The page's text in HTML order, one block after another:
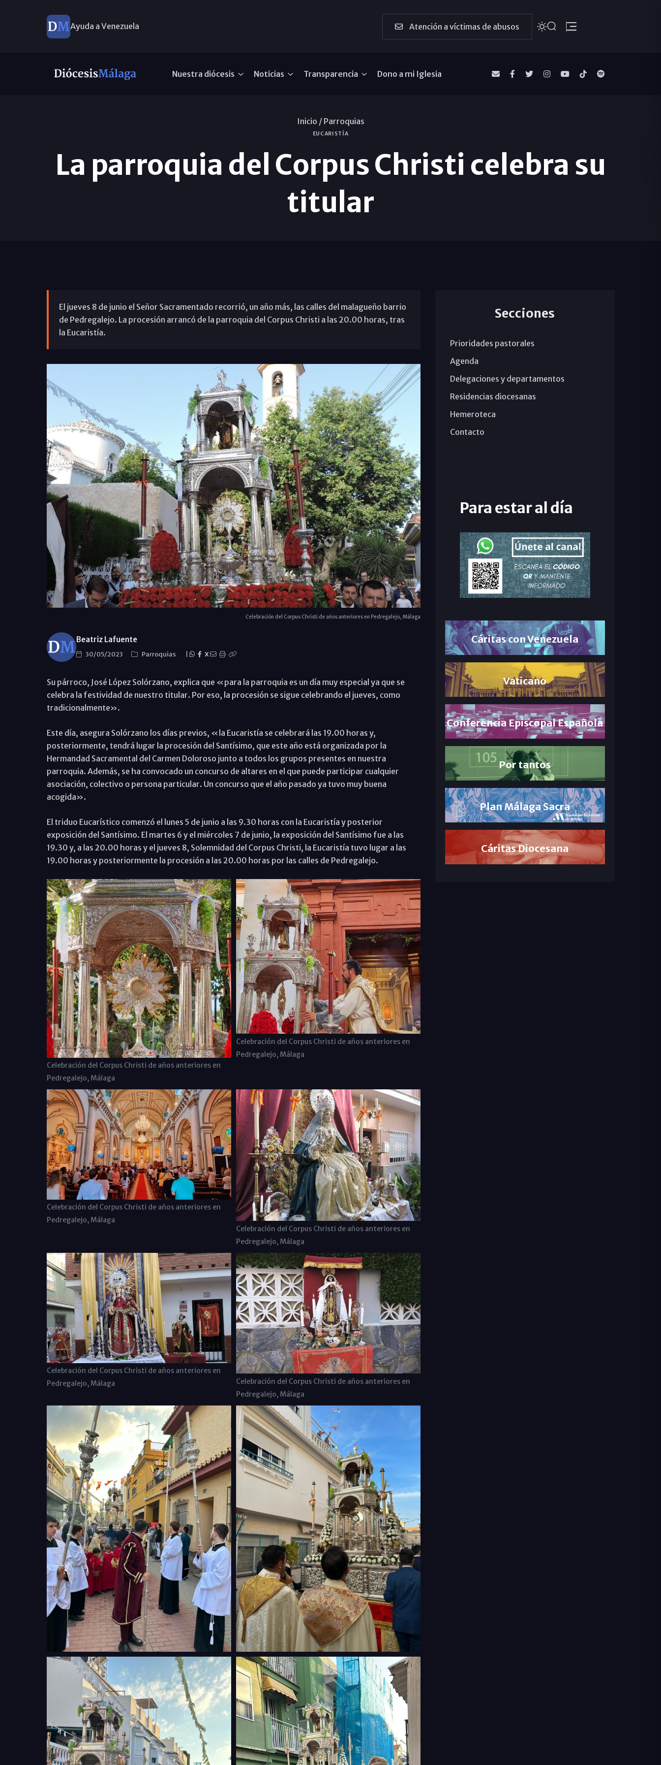
Ayuda a Venezuela Atención a víctimas de abusos
Nuestra diócesis Noticias Transparencia Dono a mi Iglesia
Inicio / Parroquias
EUCARISTÍA
La parroquia del Corpus Christi celebra su
titular
El jueves 8 de junio el Señor Sacramentado recorrió, un año más, las calles del malagueño barrio
de Pedregalejo. La procesión arrancó de la parroquia del Corpus Christi a las 20.00 horas, tras
la Eucaristía.
Celebración del Corpus Christi de años anteriores en Pedregalejo, Málaga
Beatriz Lafuente
30/05/2023 Parroquias X
Su párroco, José López Solórzano, explica que «para la parroquia es un día muy especial ya que se
celebra la festividad de nuestro titular. Por eso, la procesión se sigue celebrando el jueves, como
tradicionalmente».
Este día, asegura Solórzano los días previos, «la Eucaristía se celebrará las 19.00 horas y,
posteriormente, tendrá lugar la procesión del Santísimo, que este año está organizada por la
Hermandad Sacramental del Carmen Doloroso junto a todos los grupos presentes en nuestra
parroquia. Además, se ha convocado un concurso de altares en el que puede participar cualquier
asociación, colectivo o persona particular. Un concurso que el año pasado ya tuvo muy buena
acogida».
El triduo Eucarístico comenzó el lunes 5 de junio a las 9.30 horas con la Eucaristía y posterior
exposición del Santísimo. El martes 6 y el miércoles 7 de junio, la exposición del Santísimo fue a las
19.30 y, a las 20.00 horas y el jueves 8, Solemnidad del Corpus Christi, la Eucaristía tuvo lugar a las
19.00 horas y posteriormente la procesión a las 20.00 horas por las calles de Pedregalejo.
Celebración del Corpus Christi de años anteriores en
Pedregalejo, Málaga
Celebración del Corpus Christi de años anteriores en
Pedregalejo, Málaga
Celebración del Corpus Christi de años anteriores en
Pedregalejo, Málaga
Celebración del Corpus Christi de años anteriores en
Pedregalejo, Málaga
Celebración del Corpus Christi de años anteriores en
Pedregalejo, Málaga
Celebración del Corpus Christi de años anteriores en
Pedregalejo, Málaga
Secciones
Prioridades pastorales
Agenda
Delegaciones y departamentos
Residencias diocesanas
Hemeroteca
Contacto
Para estar al día
Cáritas con Venezuela
Vaticano
Conferencia Episcopal Española
Por tantos
Plan Málaga Sacra
Cáritas Diocesana